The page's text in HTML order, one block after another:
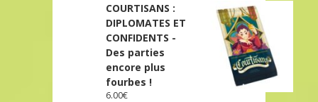
COURTISANS :
DIPLOMATES ET
CONFIDENTS -
Des parties
encore plus
fourbes !
6.00€